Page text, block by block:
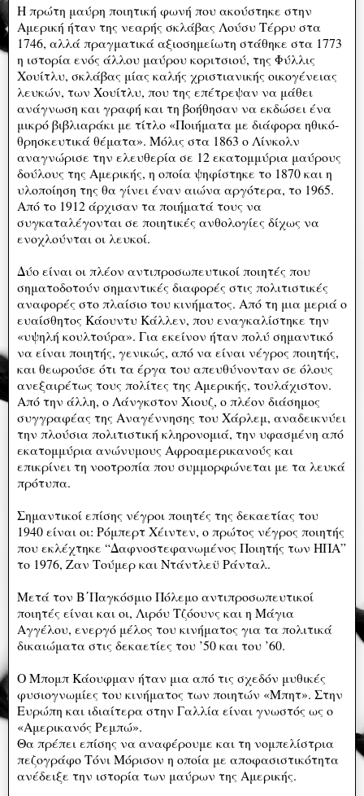
Η πρώτη μαύρη ποιητική φωνή που ακούστηκε στην
Αμερική ήταν της νεαρής σκλάβας Λούσυ Τέρρυ στα
1746, αλλά πραγματικά αξιοσημείωτη στάθηκε στα 1773
η ιστορία ενός άλλου μαύρου κοριτσιού, της Φύλλις
Χουίτλυ, σκλάβας μίας καλής χριστιανικής οικογένειας
λευκών, των Χουίτλυ, που της επέτρεψαν να μάθει
ανάγνωση και γραφή και τη βοήθησαν να εκδώσει ένα
μικρό βιβλιαράκι με τίτλο «Ποιήματα με διάφορα ηθικό-
θρησκευτικά θέματα». Mόλις στα 1863 ο Λίνκολν
αναγνώρισε την ελευθερία σε 12 εκατομμύρια μαύρους
δούλους της Αμερικής, η οποία ψηφίστηκε το 1870 και η
υλοποίηση της θα γίνει έναν αιώνα αργότερα, το 1965.
Από το 1912 άρχισαν τα ποιήματά τους να
συγκαταλέγονται σε ποιητικές ανθολογίες δίχως να
ενοχλούνται οι λευκοί.
Δύο είναι οι πλέον αντιπροσωπευτικοί ποιητές που
σηματοδοτούν σημαντικές διαφορές στις πολιτιστικές
αναφορές στο πλαίσιο του κινήματος. Από τη μια μεριά ο
ευαίσθητος Κάουντυ Κάλλεν, που εναγκαλίστηκε την
«υψηλή κουλτούρα». Για εκείνον ήταν πολύ σημαντικό
να είναι ποιητής, γενικώς, από να είναι νέγρος ποιητής,
και θεωρούσε ότι τα έργα του απευθύνονταν σε όλους
ανεξαιρέτως τους πολίτες της Αμερικής, τουλάχιστον.
Από την άλλη, ο Λάνγκστον Χιουζ, ο πλέον διάσημος
συγγραφέας της Αναγέννησης του Χάρλεμ, αναδεικνύει
την πλούσια πολιτιστική κληρονομιά, την υφασμένη από
εκατομμύρια ανώνυμους Αφροαμερικανούς και
επικρίνει τη νοοτροπία που συμμορφώνεται με τα λευκά
πρότυπα.
Σημαντικοί επίσης νέγροι ποιητές της δεκαετίας του
1940 είναι οι: Ρόμπερτ Χέιντεν, ο πρώτος νέγρος ποιητής
που εκλέχτηκε “Δαφνοστεφανωμένος Ποιητής των ΗΠΑ”
το 1976, Ζαν Τούμερ και Ντάντλεϋ Ράνταλ.
Μετά τον Β΄Παγκόσμιο Πόλεμο αντιπροσωπευτικοί
ποιητές είναι και οι, Λιρόυ Τζόουνς και η Μάγια
Αγγέλου, ενεργό μέλος του κινήματος για τα πολιτικά
δικαιώματα στις δεκαετίες του ’50 και του ’60.
Ο Μπομπ Κάουφμαν ήταν μια από τις σχεδόν μυθικές
φυσιογνωμίες του κινήματος των ποιητών «Μπητ». Στην
Ευρώπη και ιδιαίτερα στην Γαλλία είναι γνωστός ως ο
«Αμερικανός Ρεμπώ».
Θα πρέπει επίσης να αναφέρουμε και τη νομπελίστρια
πεζογράφο Τόνι Μόρισον η οποία με αποφασιστικότητα
ανέδειξε την ιστορία των μαύρων της Αμερικής.